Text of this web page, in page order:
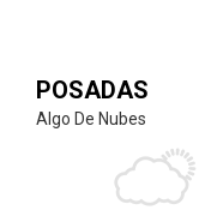
POSADAS
Algo De Nubes